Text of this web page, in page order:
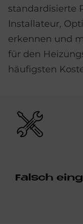
standardisierte
Installateur,
erkennen und
für den
häufigsten
Bild
Falsch